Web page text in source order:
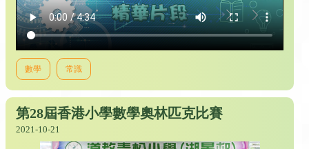
數學 常識
第28屆香港小學數學奧林匹克比賽
2021-10-21